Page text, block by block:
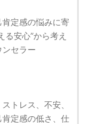
定感の悩みに寄
る安心”から考え
セラー
トレス、不安、
定感の低さ、仕